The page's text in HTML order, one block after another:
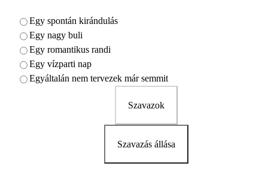
Egy spontán kirándulás
Egy nagy buli
Egy romantikus randi
Egy vízparti nap
Egyáltalán nem tervezek már semmit
Szavazok
Szavazás állása